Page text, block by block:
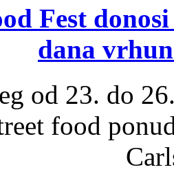
Fest
dana
od 23. do
food